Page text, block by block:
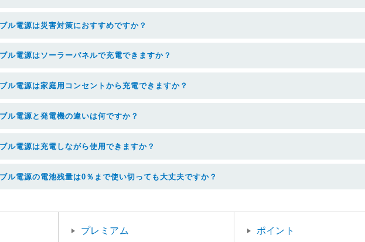
ル電源は災害対策におすすめですか？
ル電源はソーラーパネルで充電できますか？
ル電源は家庭用コンセントから充電できますか？
ル電源と発電機の違いは何ですか？
ル電源は充電しながら使用できますか？
ル電源の電池残量は0％まで使い切っても大丈夫ですか？
プレミアム ポイント